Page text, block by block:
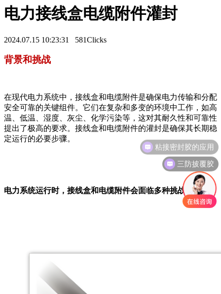
电力接线盒电缆附件灌封
2024.07.15 10:23:31 581Clicks
背景和挑战
在现代电力系统中，接线盒和电缆附件是确保电力传输和分配
安全可靠的关键组件。它们在复杂和多变的环境中工作，如高
温、低温、湿度、灰尘、化学污染等，这对其耐久性和可靠性
提出了极高的要求。接线盒和电缆附件的灌封是确保其长期稳
定运行的必要步骤。
电力系统运行时，接线盒和电缆附件会面临多种挑战：
三防披覆胶